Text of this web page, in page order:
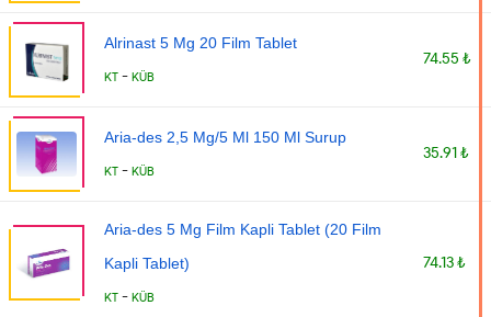
Alrinast 5 Mg 20 Film Tablet
KT - KÜB
74.55 ₺
Aria-des 2,5 Mg/5 Ml 150 Ml Surup
KT - KÜB
35.91 ₺
Aria-des 5 Mg Film Kapli Tablet (20 Film
Kapli Tablet)
KT - KÜB
74.13 ₺